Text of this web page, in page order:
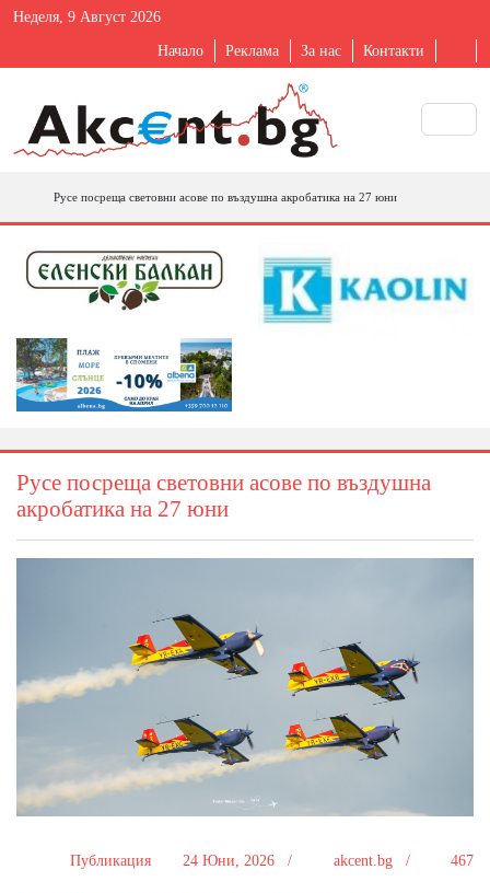
Неделя, 9 Август 2026
Начало Реклама За нас Контакти
Русе посреща световни асове по въздушна акробатика на 27 юни
Русе посреща световни асове по въздушна
акробатика на 27 юни
Публикация 24 Юни, 2026 / akcent.bg / 467